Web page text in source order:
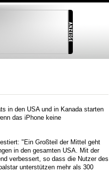
in den USA und in Kanada starten
das iPhone keine
"Ein Großteil der Mittel geht
in den gesamten USA. Mit der
verbessert, so dass die Nutzer des
unterstützen mehr als 300